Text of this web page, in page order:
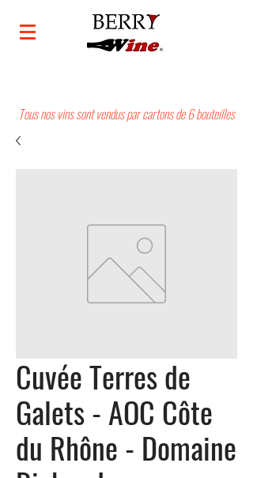
Tous nos vins sont vendus par cartons de 6 bouteilles
Cuvée Terres de
Galets - AOC Côte
du Rhône - Domaine